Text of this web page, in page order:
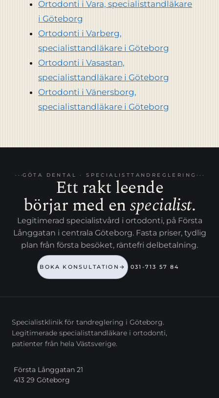
Ortodonti i Vara, specialisttandläkare
i Göteborg
Ortodonti i Varberg,
specialisttandläkare i Göteborg
Ortodonti i Vasastan,
specialisttandläkare i Göteborg
Ortodonti i Vänersborg,
specialisttandläkare i Göteborg
GÖTA DENTAL · SPECIALISTTANDREGLERING
Ett rakt leende
börjar med enspecialist.
Legitimerad specialistvård i ortodonti, på Första
Långgatan i centrala Göteborg. Fasta priser, tydlig
plan från första besöket, räntefri delbetalning.
BOKA KONSULTATION → 031-713 57 84
Specialistklinik för tandreglering i Göteborg.
Legitimerade specialisttandläkare i ortodonti,
patienter från hela Västsverige.
Första Långgatan 21
413 29 Göteborg